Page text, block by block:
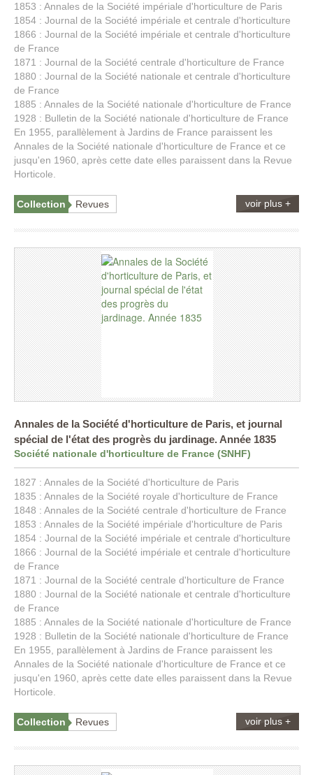
1853 : Annales de la Société impériale d'horticulture de Paris
1854 : Journal de la Société impériale et centrale d'horticulture
1866 : Journal de la Société impériale et centrale d'horticulture
de France
1871 : Journal de la Société centrale d'horticulture de France
1880 : Journal de la Société nationale et centrale d'horticulture
de France
1885 : Annales de la Société nationale d'horticulture de France
1928 : Bulletin de la Société nationale d'horticulture de France
En 1955, parallèlement à Jardins de France paraissent les
Annales de la Société nationale d'horticulture de France et ce
jusqu'en 1960, après cette date elles paraissent dans la Revue
Horticole.
Collection Revues voir plus +
Annales de la Société d'horticulture de Paris, et journal
spécial de l'état des progrès du jardinage. Année 1835
Société nationale d'horticulture de France (SNHF)
1827 : Annales de la Société d'horticulture de Paris
1835 : Annales de la Société royale d'horticulture de France
1848 : Annales de la Société centrale d'horticulture de France
1853 : Annales de la Société impériale d'horticulture de Paris
1854 : Journal de la Société impériale et centrale d'horticulture
1866 : Journal de la Société impériale et centrale d'horticulture
de France
1871 : Journal de la Société centrale d'horticulture de France
1880 : Journal de la Société nationale et centrale d'horticulture
de France
1885 : Annales de la Société nationale d'horticulture de France
1928 : Bulletin de la Société nationale d'horticulture de France
En 1955, parallèlement à Jardins de France paraissent les
Annales de la Société nationale d'horticulture de France et ce
jusqu'en 1960, après cette date elles paraissent dans la Revue
Horticole.
Collection Revues voir plus +